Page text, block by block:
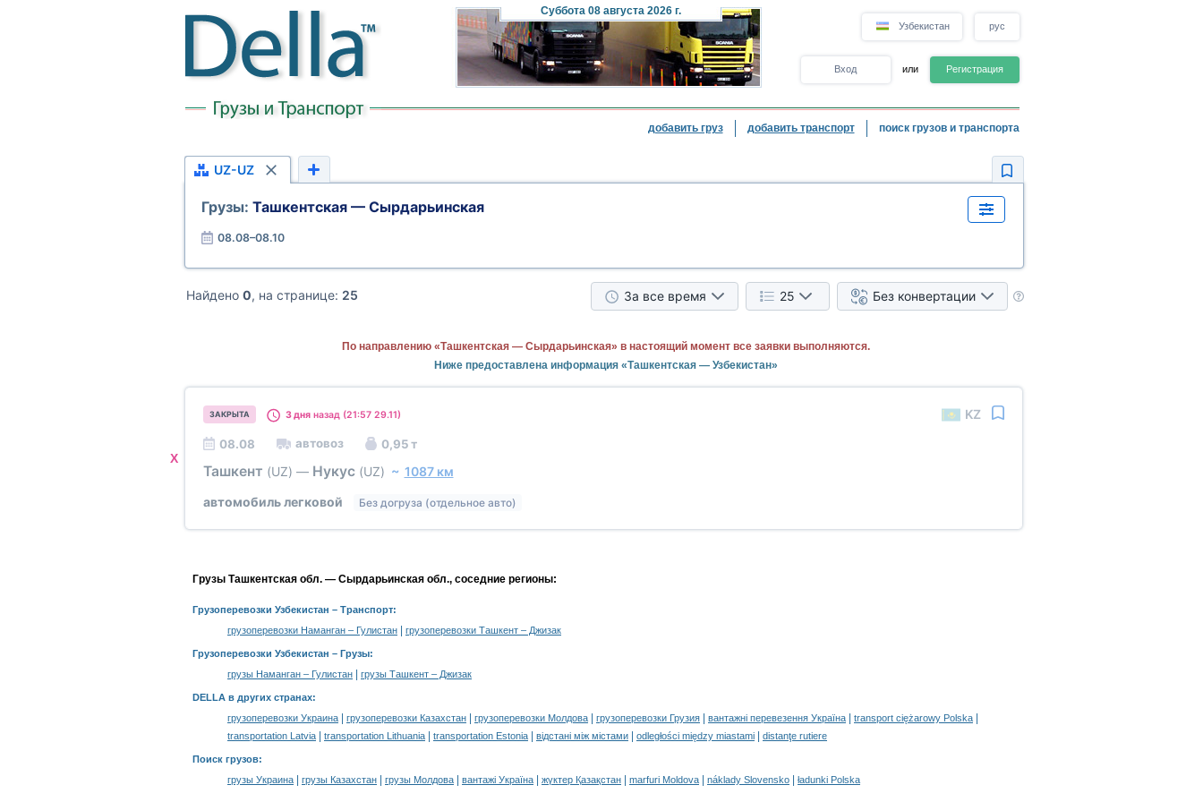
Суббота08 августа 2026 г.
Узбекистан рус
Вход или Регистрация
добавить груз добавить транспорт поиск грузов и транспорта
UZ-UZ
Грузы: Ташкентская — Сырдарьинская
08.08–08.10
Найдено 0, на странице: 25 За все время 25 Без конвертации
По направлению «Ташкентская — Сырдарьинская» в настоящий момент все заявки выполняются.
Ниже предоставлена информация «Ташкентская — Узбекистан»
X
ЗАКРЫТА 3 дняназад (21:57 29.11) KZ
08.08 автовоз 0,95 т
Ташкент (UZ) — Нукус (UZ) ~ 1087 км
автомобиль легковой
Без догруза (отдельное авто)
Грузы Ташкентская обл. — Сырдарьинская обл., соседние регионы:
Грузоперевозки Узбекистан – Транспорт:
грузоперевозки Наманган – Гулистан
грузоперевозки Ташкент – Джизак
Грузоперевозки Узбекистан – Грузы:
грузы Наманган – Гулистан
грузы Ташкент – Джизак
DELLA в других странах:
грузоперевозки Украина
грузоперевозки Казахстан грузоперевозки Молдова грузоперевозки Грузия вантажні перевезення Україна transport ciężarowy Polska
transportation Latvia transportation Lithuania transportation Estonia відстані між містами odległości między miastami distanţe rutiere
Поиск грузов:
грузы Украина
грузы Казахстан грузы Молдова вантажі Україна жүктер Қазақстан marfuri Moldova náklady Slovensko ładunki Polska